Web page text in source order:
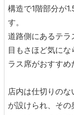
構造で1階部分が
す。
道路側にあるテラ
目もさほど気に
ラス席がおすすめ
店内は仕切りの
が設けられ、そ